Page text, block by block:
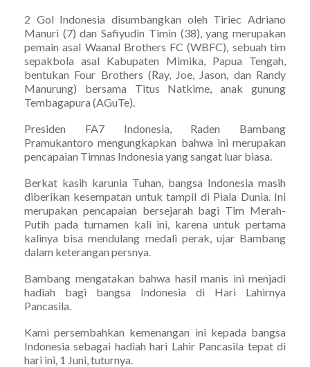
2 Gol Indonesia disumbangkan oleh Tiriec Adriano
Manuri (7) dan Safiyudin Timin (38), yang merupakan
pemain asal Waanal Brothers FC (WBFC), sebuah tim
sepakbola asal Kabupaten Mimika, Papua Tengah,
bentukan Four Brothers (Ray, Joe, Jason, dan Randy
Manurung) bersama Titus Natkime, anak gunung
Tembagapura (AGuTe).
Presiden FA7 Indonesia, Raden Bambang
Pramukantoro mengungkapkan bahwa ini merupakan
pencapaian Timnas Indonesia yang sangat luar biasa.
Berkat kasih karunia Tuhan, bangsa Indonesia masih
diberikan kesempatan untuk tampil di Piala Dunia. Ini
merupakan pencapaian bersejarah bagi Tim Merah-
Putih pada turnamen kali ini, karena untuk pertama
kalinya bisa mendulang medali perak, ujar Bambang
dalam keterangan persnya.
Bambang mengatakan bahwa hasil manis ini menjadi
hadiah bagi bangsa Indonesia di Hari Lahirnya
Pancasila.
Kami persembahkan kemenangan ini kepada bangsa
Indonesia sebagai hadiah hari Lahir Pancasila tepat di
hari ini, 1 Juni, tuturnya.